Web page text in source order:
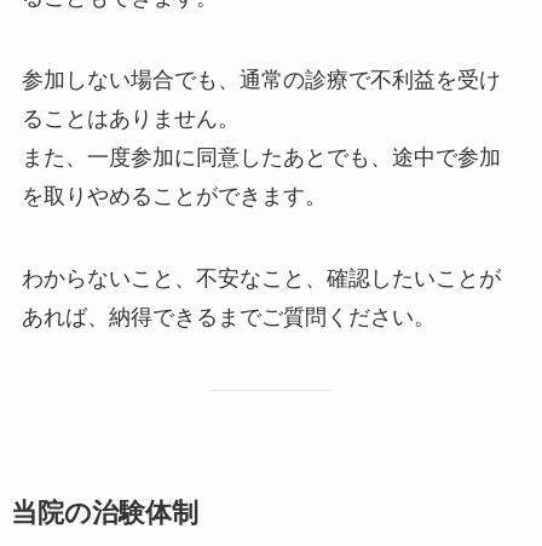
参加しない場合でも、通常の診療で不利益を受け
ることはありません。
また、一度参加に同意したあとでも、途中で参加
を取りやめることができます。
わからないこと、不安なこと、確認したいことが
あれば、納得できるまでご質問ください。
当院の治験体制